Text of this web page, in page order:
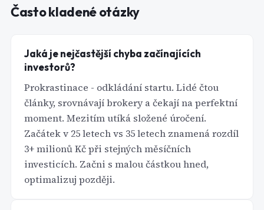
Často kladené otázky
Jaká je nejčastější chyba začínajících
investorů?
Prokrastinace - odkládání startu. Lidé čtou
články, srovnávají brokery a čekají na perfektní
moment. Mezitím utíká složené úročení.
Začátek v 25 letech vs 35 letech znamená rozdíl
3+ milionů Kč při stejných měsíčních
investicích. Začni s malou částkou hned,
optimalizuj později.